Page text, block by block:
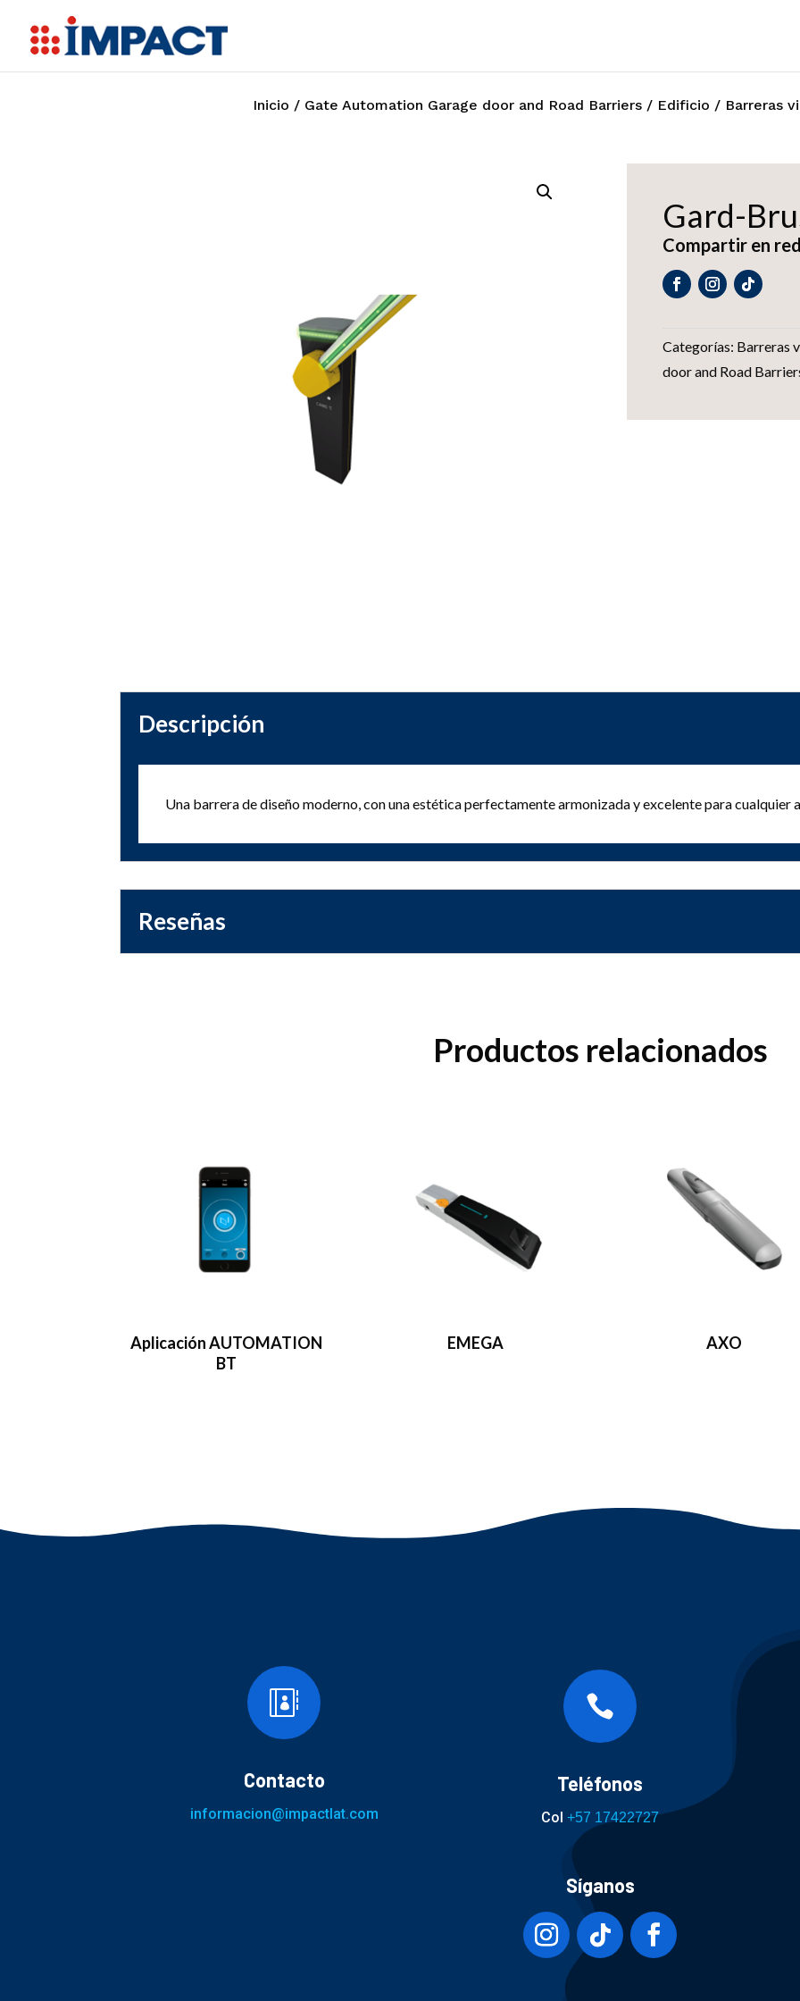
Inicio / Gate Automation Garage door and Road Barriers/ Edificio / Barreras
Gard-
Compartir en
Categorías: Barreras
door and Road
Descripción
Una barrera de diseño moderno, con una estética perfectamente armonizada y excelente para cualquier
Reseñas
Productos relacionados
Aplicación AUTOMATION
BT
EMEGA AXO

Contacto
informacion@impactlat.com

Teléfonos
Col +57 17422727
Síganos